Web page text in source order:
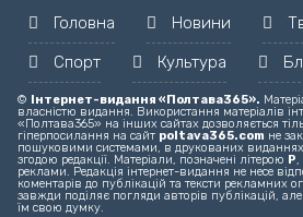
Головна
Новини
Спорт
Культура
© Інтернет-видання «Полтава365».
власністю видання. Використання матеріалів
«Полтава365» на інших сайтах дозволяється
гіперпосилання на сайт poltava365.com не
пошуковими системами, в друкованих
згодою редакції. Матеріали, позначені літерою Р,
реклами. Редакція інтернет-видання не несе
коментарів до публікацій та тексти рекламних
завжди поділяє погляди авторів публікацій,
їм свою думку.